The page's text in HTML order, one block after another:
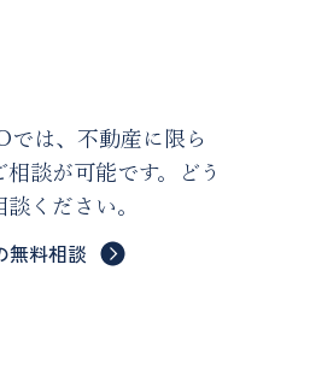
では、不動産に限ら
談が可能です。どう
ください。
無料相談